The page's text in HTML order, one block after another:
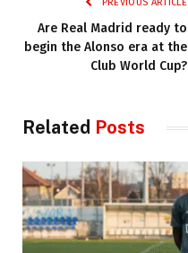
Are Real Madrid ready to
begin the Alonso era at the
Club World Cup?
Related Posts